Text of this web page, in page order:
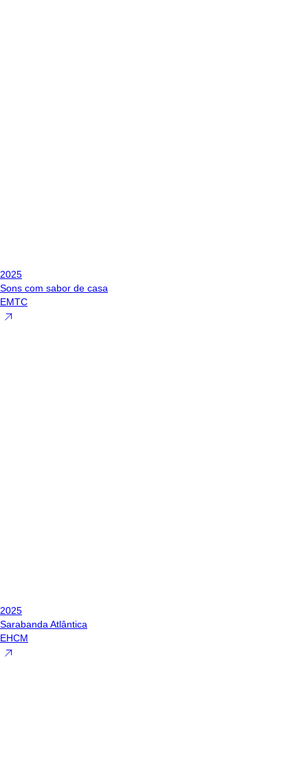
2025
Sons com sabor de casa
EMTC
2025
Sarabanda Atlântica
EHCM